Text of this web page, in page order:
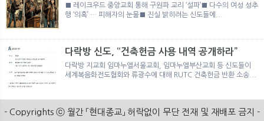
■ 레이크우드 중앙교회 통해 구원파 교리 ‘설파’■ 다수의 여성 성추
행 ‘의혹’ … 피해자의 눈물■ 진실 밝히려는 신도들에...
다락방 신도, “건축헌금 사용 내역 공개하라”
다락방 지교회 임마누엘서울교회, 임마누엘부산교회 등 신도들이
세계복음화전도협회와 류광수에 대해 RUTC 건축헌금 반환 소송...
- Copyrights ⓒ 월간 「현대종교」 허락없이 무단 전재 및 재배포 금지 -